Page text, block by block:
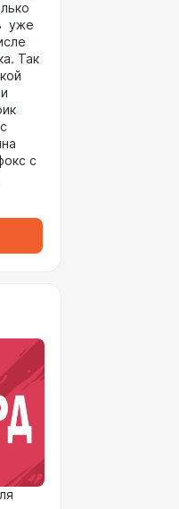
уже
Так
с